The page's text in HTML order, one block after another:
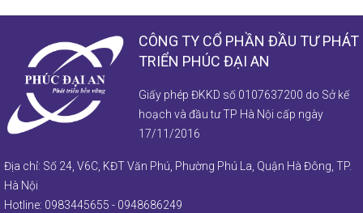
CÔNG TY CỔ PHẦN ĐẦU TƯ PHÁT
TRIỂN PHÚC ĐẠI AN
Giấy phép ĐKKD số 0107637200 do Sở kế
hoạch và đầu tư TP Hà Nội cấp ngày
17/11/2016
Địa chỉ: Số 24, V6C, KĐT Văn Phú, Phường Phú La, Quận Hà Đông, TP.
Hà Nội
Hotline: 0983445655 - 0948686249